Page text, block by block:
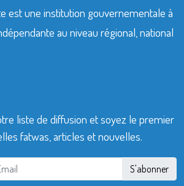
est une institution gouvernementale à
au niveau régional, national
liste de diffusion et soyez le premier
fatwas, articles et nouvelles.
S'abonner